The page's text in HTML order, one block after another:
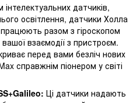
датчиків,
освітлення, датчики Холла
разом з гіроскопом
взаємодії з пристроєм.
перед вами безліч нових
справжнім піонером у світі
Ці датчики надають